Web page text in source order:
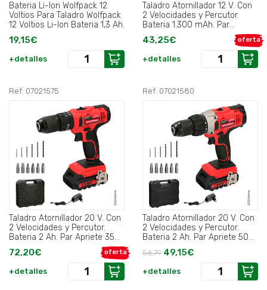
Bateria Li-Ion Wolfpack 12
Voltios Para Taladro Wolfpack
12 Voltios Li-Ion Bateria 1,3 Ah.
19,15€
+detalles
Taladro Atornillador 12 V. Con
2 Velocidades y Percutor.
Bateria 1.300 mAh. Par
Apriete 35 Nm..
oferta
43,25€
+detalles
Ref: 07021575
Taladro Atornillador 20 V. Con
2 Velocidades y Percutor.
Bateria 2 Ah. Par Apriete 35
Nm..
oferta
72,20€
+detalles
Ref: 07021580
Taladro Atornillador 20 V. Con
2 Velocidades y Percutor.
Bateria 2 Ah. Par Apriete 50
56,79 49,15€
+detalles